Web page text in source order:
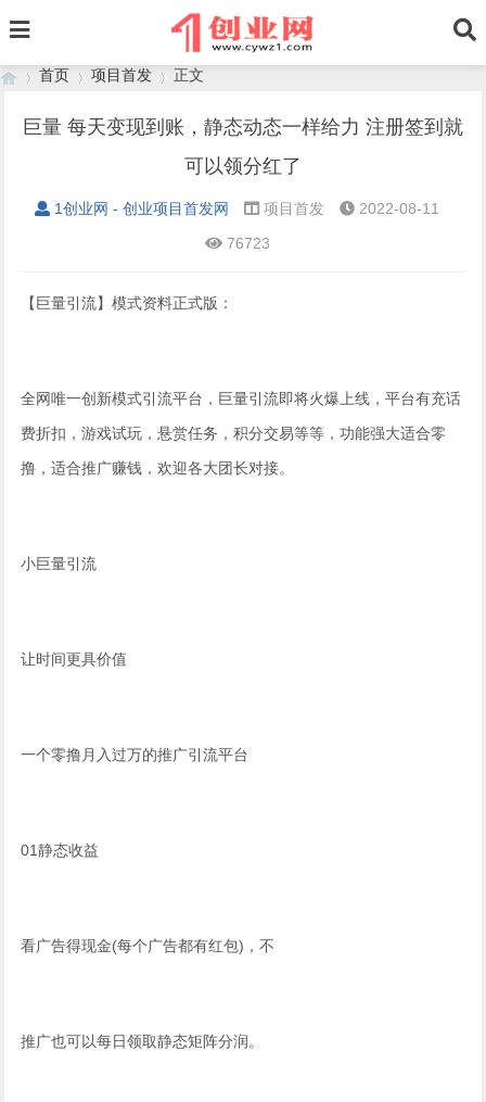
首页 项目首发 正文
巨量 每天变现到账，静态动态一样给力 注册签到就
可以领分红了
1创业网 - 创业项目首发网 项目首发
2022-08-11
76723
【巨量引流】模式资料正式版：
全网唯一创新模式引流平台，巨量引流即将火爆上线，平台有充话
费折扣，游戏试玩，悬赏任务，积分交易等等，功能强大适合零
撸，适合推广赚钱，欢迎各大团长对接。
小巨量引流
让时间更具价值
一个零撸月入过万的推广引流平台
01静态收益
看广告得现金(每个广告都有红包)，不
推广也可以每日领取静态矩阵分润。